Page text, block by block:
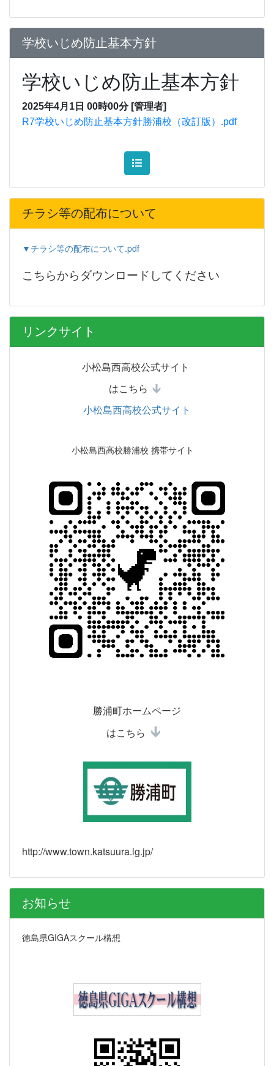
学校いじめ防止基本方針
学校いじめ防止基本方針
2025年4月1日 00時00分 [管理者]
R7学校いじめ防止基本方針勝浦校（改訂版）.pdf
チラシ等の配布について
▼チラシ等の配布について.pdf
こちらからダウンロードしてください
リンクサイト
小松島西高校公式サイト
はこちら
小松島西高校公式サイト
小松島西高校勝浦校 携帯サイト
勝浦町ホームページ
はこちら
http://www.town.katsuura.lg.jp/
お知らせ
徳島県GIGAスクール構想